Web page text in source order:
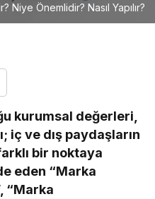
Niye Önemlidir? Nasıl Yapılır?
kurumsal değerleri,
iç ve dış paydaşların
bir noktaya
eden “Marka
“Marka